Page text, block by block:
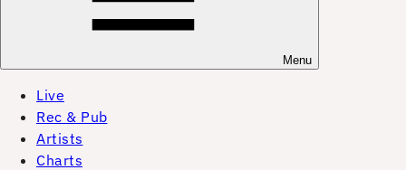
Menu
Live
Rec & Pub
Artists
Charts